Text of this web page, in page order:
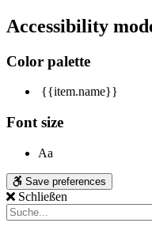
Accessibility
Color palette
{{item.name}}
Font size
Aa
Save preferences
Schließen